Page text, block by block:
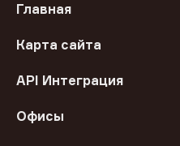
Главная
Карта сайта
API Интеграция
Офисы